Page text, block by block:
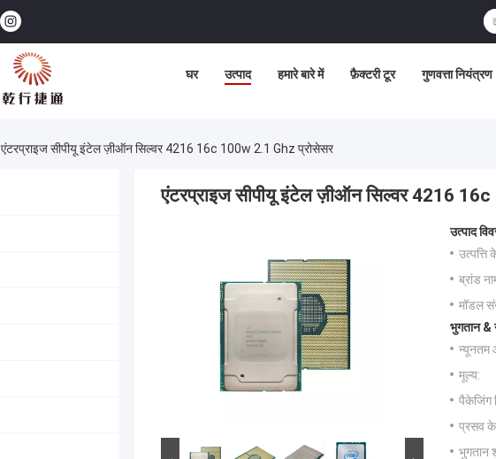
घर उत्पाद हमारे बारे में फ़ैक्टरी टूर गुणवत्ता नियंत्रण
एंटरप्राइज सीपीयू इंटेल ज़ीऑन सिल्वर 4216 16c 100w 2.1 Ghz प्रोसेसर
एंटरप्राइज सीपीयू इंटेल ज़ीऑन सिल्वर 4216
उत्पाद
उत्पत्ति
ब्रांड
मॉडल
भुगतान &
न्यूनतम
मूल्य:
पैकेजिंग
प्रसव
भुगतान